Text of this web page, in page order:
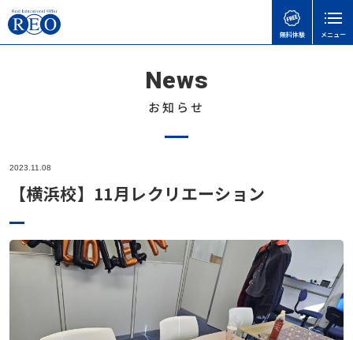
無料体験 メニュー
サポート内容
不登校お役立ち情報
本人向け
会社概要
News
お知らせ
2023.11.08
【横浜校】11月レクリエーション
子どもの接し方で
検 索
不登校の子どもへの関わり方で気をつけたいこと｜
親がやりがちなNG行動とは
子どもの不登校を前向きに｜休むことの意味と親が
学習面・進路面で
検 索
【埼玉県版】不登校からの高校受験ガイド｜令和8
年度入試対応
【神奈川県版】不登校のための高校受験ガイド
親御さんのお悩みで
検 索
「何もしない時間」が、人生の土台になる｜不登校
教育支援センターとは？不登校の子どもを支える
「もう一つの居場所」【2025年版】
不登校のこどもの味方！自治体ごとの教育支援セン
ターの実際と活用事例